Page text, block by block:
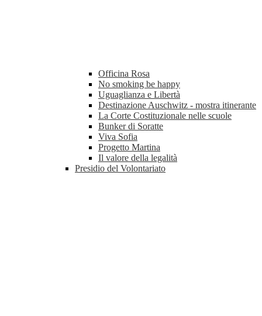
Officina Rosa
No smoking be happy
Uguaglianza e Libertà
Destinazione Auschwitz - mostra itinerante
La Corte Costituzionale nelle scuole
Bunker di Soratte
Viva Sofia
Progetto Martina
Il valore della legalità
Presidio del Volontariato